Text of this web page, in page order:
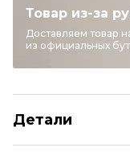
Товар из-за
Доставляем товар
из официальных
Детали